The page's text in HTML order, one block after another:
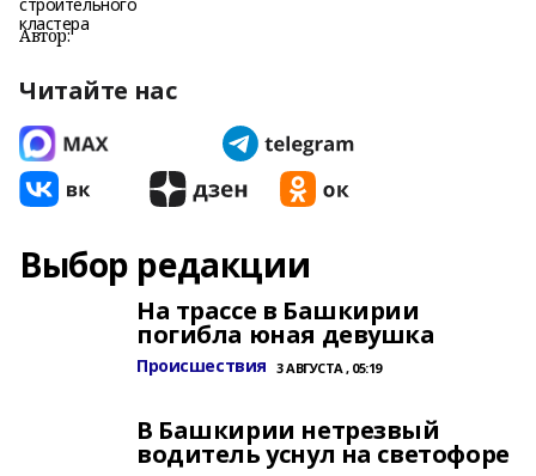
Автор:
Читайте нас
Выбор редакции
На трассе в Башкирии
погибла юная девушка
Происшествия 3 АВГУСТА , 05:19
В Башкирии нетрезвый
водитель уснул на светофоре